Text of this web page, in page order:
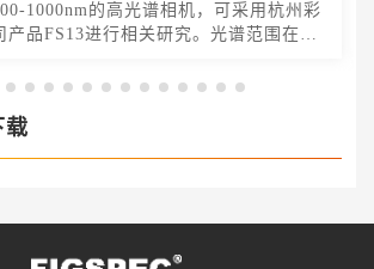
1000nm的高光谱相机，可采用杭州彩
产品FS13进行相关研究。光谱范围在
全谱段可达128FPS，波段选择后最高
品，在渔业经济中占有重要地位“。其
载